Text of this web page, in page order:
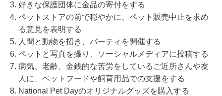
好きな保護団体に金品の寄付をする
ペットストアの前で穏やかに、ペット販売中止を求め
る意見を表明する
人間と動物を招き、パーティを開催する
ペットと写真を撮り、ソーシャルメディアに投稿する
病気、老齢、金銭的な苦労をしているご近所さんや友
人に、ペットフードや飼育用品での支援をする
National Pet Dayのオリジナルグッズを購入する